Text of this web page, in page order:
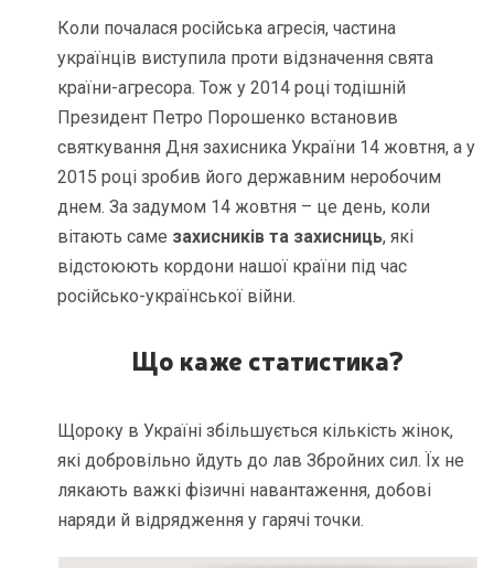
Коли почалася російська агресія, частина
українців виступила проти відзначення свята
країни-агресора. Тож у 2014 році тодішній
Президент Петро Порошенко встановив
святкування Дня захисника України 14 жовтня, а у
2015 році зробив його державним неробочим
днем. За задумом 14 жовтня – це день, коли
вітають саме захисників та захисниць, які
відстоюють кордони нашої країни під час
російсько-української війни.
Що каже статистика?
Щороку в Україні збільшується кількість жінок,
які добровільно йдуть до лав Збройних сил. Їх не
лякають важкі фізичні навантаження, добові
наряди й відрядження у гарячі точки.